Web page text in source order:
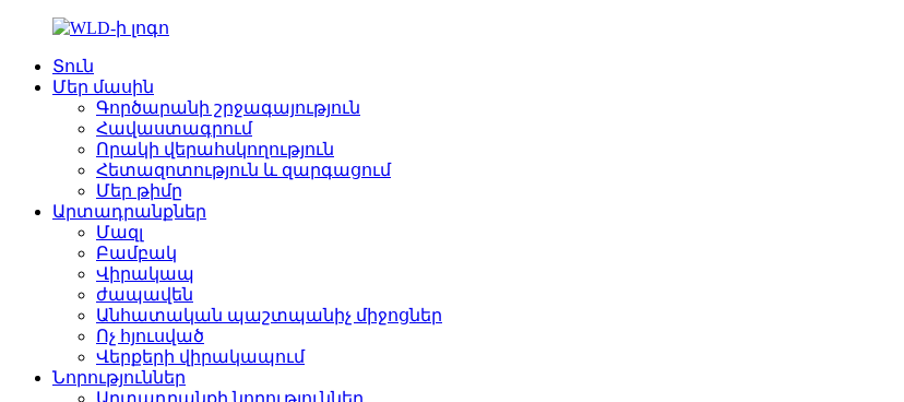
Տուն
Մեր մասին
Գործարանի շրջագայություն
Հավաստագրում
Որակի վերահսկողություն
Հետազոտություն և զարգացում
Մեր թիմը
Արտադրանքներ
Մազլ
Բամբակ
Վիրակապ
ժապավեն
Անհատական պաշտպանիչ միջոցներ
Ոչ հյուսված
Վերքերի վիրակապում
Նորություններ
Արտադրանքի նորություններ